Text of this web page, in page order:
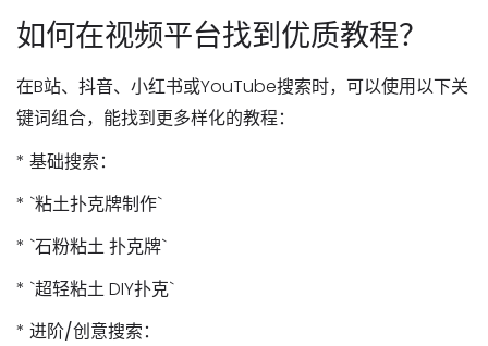
如何在视频平台找到优质教程？
在B站、抖音、小红书或YouTube搜索时，可以使用以下关
键词组合，能找到更多样化的教程：
* 基础搜索：
* `粘土扑克牌制作`
* `石粉粘土 扑克牌`
* `超轻粘土 DIY扑克`
* 进阶/创意搜索：